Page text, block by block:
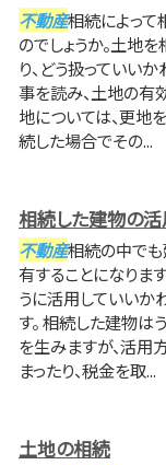
不動産相続によって
のでしょうか。土地
り、どう扱っていい
事を読み、土地の有
地については、更
続した場合でその...
相続した建物の
不動産相続の中で
有することになりま
うに活用していいか
す。 相続した建物は
を生みますが、活用
まったり、税金を取...
土地の相続